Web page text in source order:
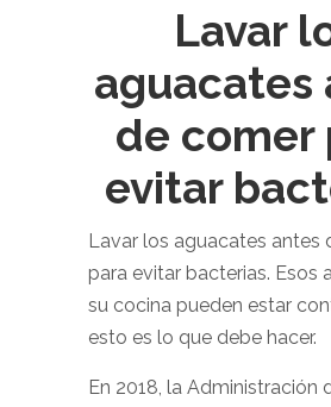
Lavar
aguacates
de comer
evitar
Lavar los aguacates antes
para evitar bacterias. Esos
su cocina pueden estar
esto es lo que debe hacer.
En 2018, la Administración